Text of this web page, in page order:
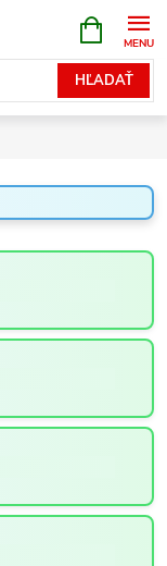
HĽADAŤ
KOŠÍK